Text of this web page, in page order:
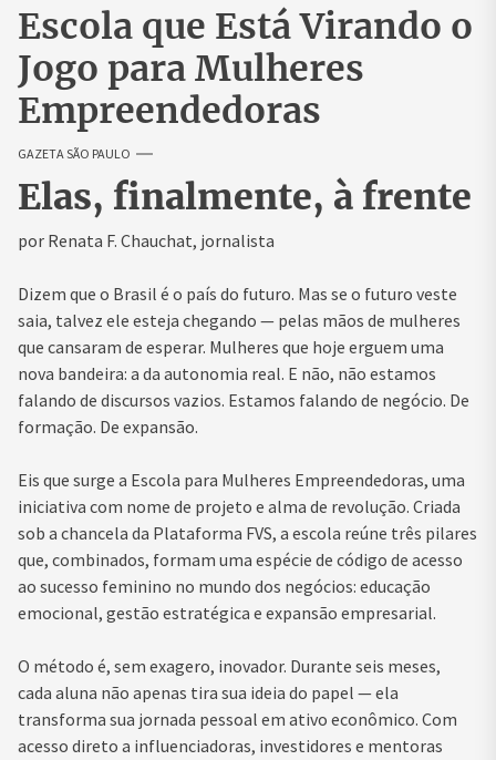
Escola que Está Virando o
Jogo para Mulheres
Empreendedoras
GAZETA SÃO PAULO
Elas, finalmente, à frente
por Renata F. Chauchat, jornalista
Dizem que o Brasil é o país do futuro. Mas se o futuro veste
saia, talvez ele esteja chegando — pelas mãos de mulheres
que cansaram de esperar. Mulheres que hoje erguem uma
nova bandeira: a da autonomia real. E não, não estamos
falando de discursos vazios. Estamos falando de negócio. De
formação. De expansão.
Eis que surge a Escola para Mulheres Empreendedoras, uma
iniciativa com nome de projeto e alma de revolução. Criada
sob a chancela da Plataforma FVS, a escola reúne três pilares
que, combinados, formam uma espécie de código de acesso
ao sucesso feminino no mundo dos negócios: educação
emocional, gestão estratégica e expansão empresarial.
O método é, sem exagero, inovador. Durante seis meses,
cada aluna não apenas tira sua ideia do papel — ela
transforma sua jornada pessoal em ativo econômico. Com
acesso direto a influenciadoras, investidores e mentoras